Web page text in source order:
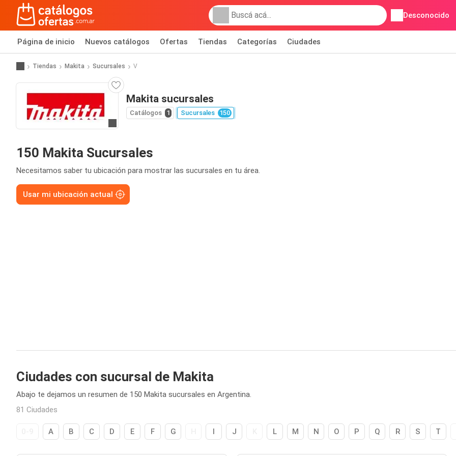
Desconocido
Página de inicio Nuevos catálogos Ofertas Tiendas Categorías Ciudades
Tiendas Makita Sucursales V
Makita sucursales
Catálogos 1 Sucursales 150
150 Makita Sucursales
Necesitamos saber tu ubicación para mostrar las sucursales en tu área.
Usar mi ubicación actual
Ciudades con sucursal de Makita
Abajo te dejamos un resumen de 150 Makita sucursales en Argentina.
81 Ciudades
A B C D E F G I J L M N O P Q R S T